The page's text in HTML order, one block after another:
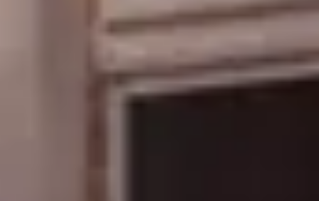
Elektromobilität
Volkswagen R
Pannen- und Unfallhilfe
Volkswagen Kundenbetreuung